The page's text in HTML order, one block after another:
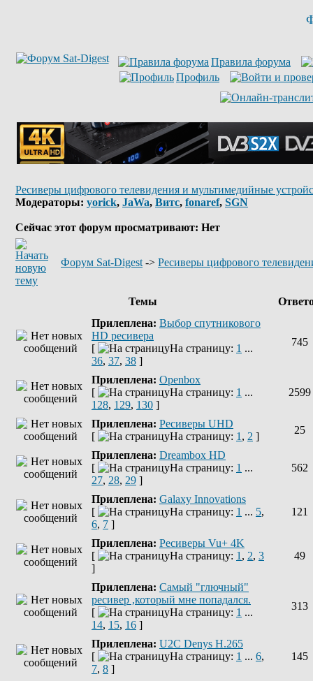
Правила форума
Профиль
Ресиверы цифрового телевидения и мультимедийные
Модераторы: yorick, JaWa, Витс, fonaref, SGN
Сейчас этот форум просматривают: Нет
Форум Sat-Digest -> Ресиверы цифрового
Темы
Прилеплена: Выбор спутникового
HD ресивера
[
На страницу: 1 ...
36, 37, 38 ]
745
Прилеплена: Openbox
[
На страницу: 1 ...
128, 129, 130 ]
2599
Прилеплена: Ресиверы UHD
[
На страницу: 1 , 2 ]
25
Прилеплена: Dreambox HD
[
На страницу: 1 ...
27, 28, 29 ]
562
Прилеплена: Galaxy Innovations
[
На страницу: 1 ... 5,
6, 7 ]
121
Прилеплена: Ресиверы Vu+ 4K
[
На страницу: 1 , 2, 3
]
49
Прилеплена: Самый "глючный"
ресивер ,который мне попадался.
[
На страницу: 1 ...
14, 15, 16 ]
313
Прилеплена: U2C Denys H.265
[
На страницу: 1 ... 6,
7, 8 ]
145